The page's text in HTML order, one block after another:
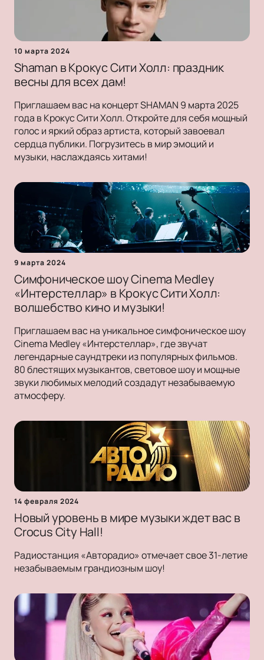
10 марта 2024
Shaman в Крокус Сити Холл: праздник
весны для всех дам!
Приглашаем вас на концерт SHAMAN 9 марта 2025
года в Крокус Сити Холл. Откройте для себя мощный
голос и яркий образ артиста, который завоевал
сердца публики. Погрузитесь в мир эмоций и
музыки, наслаждаясь хитами!
9 марта 2024
Симфоническое шоу Cinema Medley
«Интерстеллар» в Крокус Сити Холл:
волшебство кино и музыки!
Приглашаем вас на уникальное симфоническое шоу
Cinema Medley «Интерстеллар», где звучат
легендарные саундтреки из популярных фильмов.
80 блестящих музыкантов, световое шоу и мощные
звуки любимых мелодий создадут незабываемую
атмосферу.
14 февраля 2024
Новый уровень в мире музыки ждет вас в
Crocus City Hall!
Радиостанция «Авторадио» отмечает свое 31-летие
незабываемым грандиозным шоу!